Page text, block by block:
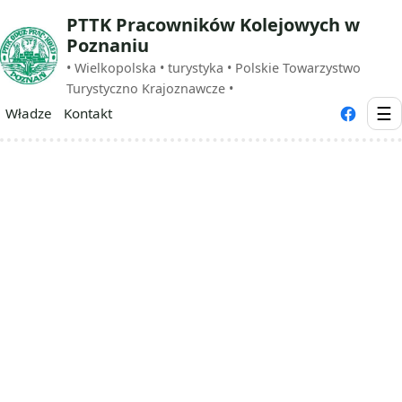
PTTK Pracowników Kolejowych w
Poznaniu
• Wielkopolska • turystyka • Polskie Towarzystwo
Turystyczno Krajoznawcze •
Władze Kontakt ☰